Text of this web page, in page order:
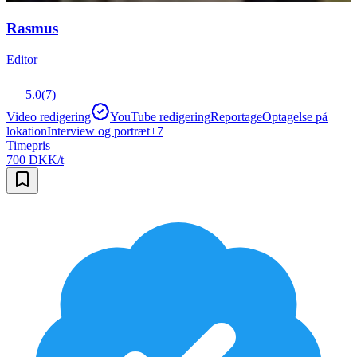
Rasmus
Editor
5.0(7)
Video redigering
YouTube redigeringReportageOptagelse på
lokationInterview og portræt+7
Timepris
700 DKK/t